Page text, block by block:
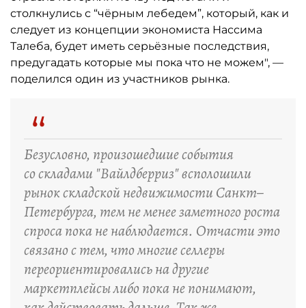
столкнулись с “чёрным лебедем”, который, как и
следует из концепции экономиста Нассима
Талеба, будет иметь серьёзные последствия,
предугадать которые мы пока что не можем", —
поделился один из участников рынка.
“
Безусловно, произошедшие события
со складами "Вайлдберриз" всполошили
рынок складской недвижимости Санкт–
Петербурга, тем не менее заметного роста
спроса пока не наблюдается. Отчасти это
связано с тем, что многие селлеры
переориентировались на другие
маркетплейсы либо пока не понимают,